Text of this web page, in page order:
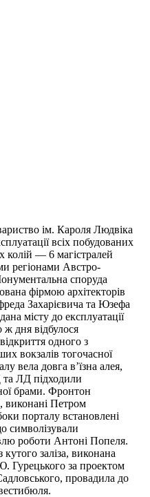
ім. Кароля Людвіка
всіх побудованих
колій — 6 магістралей
регіонами Австро-
споруда
фірмою архітекторів
Захарієвича та Юзефа
місту до експлуатації
дня відбулося
одного з
вокзалів тогочасної
вела довга в’їзна алея,
та ЛД підходили
брами. Фронтон
виконані Петром
порталу встановлені
символізували
роботи Антоні Попеля.
заліза, виконана
Гурецького за проектом
провадила до